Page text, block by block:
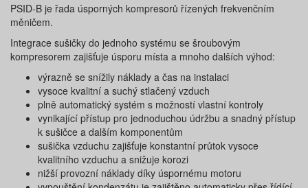
PSID-B je řada úsporných kompresorů řízených frekvenčním
měničem.
Integrace sušičky do jednoho systému se šroubovým
kompresorem zajišťuje úsporu místa a mnoho dalších výhod:
výrazně se snížily náklady a čas na instalaci
vysoce kvalitní a suchý stlačený vzduch
plně automatický systém s možností vlastní kontroly
vynikající přístup pro jednoduchou údržbu a snadný přístup
k sušičce a dalším komponentům
sušička vzduchu zajišťuje konstantní průtok vysoce
kvalitního vzduchu a snižuje korozi
nižší provozní náklady díky úspornému motoru